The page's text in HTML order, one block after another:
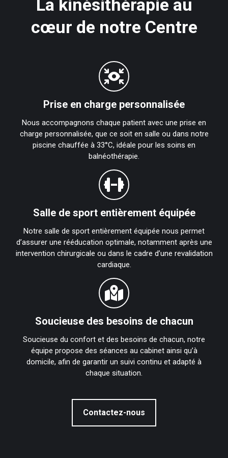
La kinésithérapie au
cœur de notre Centre
Prise en charge personnalisée
Nous accompagnons chaque patient avec une prise en
charge personnalisée, que ce soit en salle ou dans notre
piscine chauffée à 33°C, idéale pour les soins en
balnéothérapie.
Salle de sport entièrement équipée
Notre salle de sport entièrement équipée nous permet
d’assurer une rééducation optimale, notamment après une
intervention chirurgicale ou dans le cadre d’une revalidation
cardiaque.
Soucieuse des besoins de chacun
Soucieuse du confort et des besoins de chacun, notre
équipe propose des séances au cabinet ainsi qu’à
domicile, afin de garantir un suivi continu et adapté à
chaque situation.
Contactez-nous